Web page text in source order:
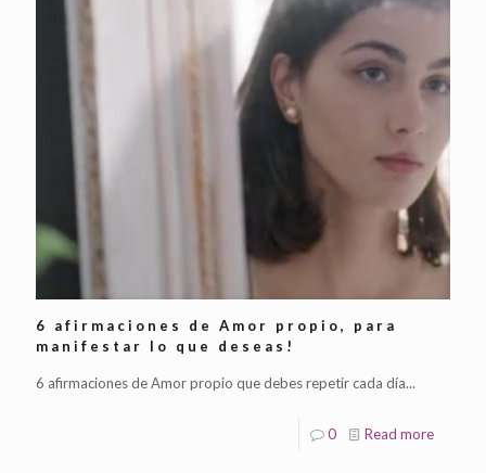
6 afirmaciones de Amor propio, para
manifestar lo que deseas!
6 afirmaciones de Amor propio que debes repetir cada día...
0 Read more